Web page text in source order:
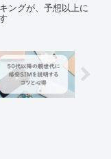
ングが、予想以上に